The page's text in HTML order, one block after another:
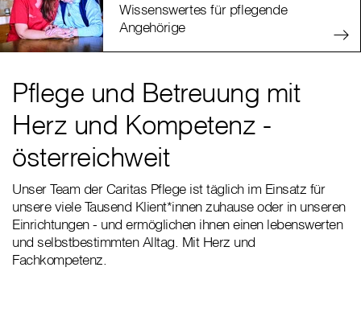
Wissenswertes für pflegende
Angehörige
Pflege und Betreuung mit
Herz und Kompetenz -
österreichweit
Unser Team der Caritas Pflege ist täglich im Einsatz für
unsere viele Tausend Klient*innen zuhause oder in unseren
Einrichtungen - und ermöglichen ihnen einen lebenswerten
und selbstbestimmten Alltag. Mit Herz und
Fachkompetenz.